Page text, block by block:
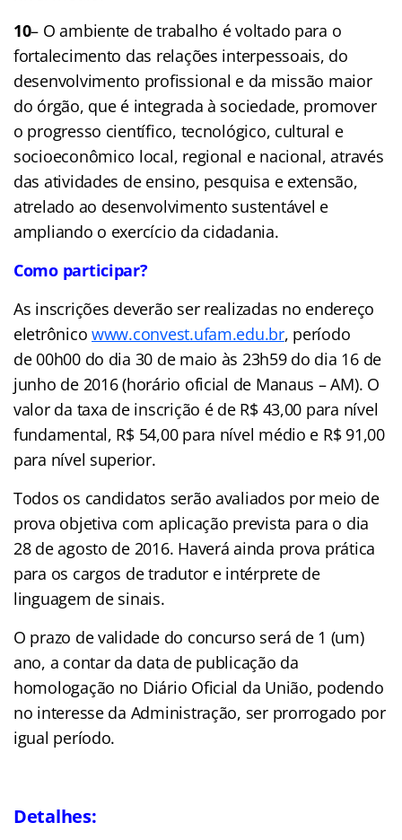
10– O ambiente de trabalho é voltado para o
fortalecimento das relações interpessoais, do
desenvolvimento profissional e da missão maior
do órgão, que é integrada à sociedade, promover
o progresso científico, tecnológico, cultural e
socioeconômico local, regional e nacional, através
das atividades de ensino, pesquisa e extensão,
atrelado ao desenvolvimento sustentável e
ampliando o exercício da cidadania.
Como participar?
As inscrições deverão ser realizadas no endereço
eletrônicowww.convest.ufam.edu.br, período
de 00h00 do dia 30 de maio às 23h59 do dia 16 de
junho de 2016 (horário oficial de Manaus – AM). O
valor da taxa de inscrição é de R$ 43,00 para nível
fundamental, R$ 54,00 para nível médio e R$ 91,00
para nível superior.
Todos os candidatos serão avaliados por meio de
prova objetiva com aplicação prevista para o dia
28 de agosto de 2016. Haverá ainda prova prática
para os cargos de tradutor e intérprete de
linguagem de sinais.
O prazo de validade do concurso será de 1 (um)
ano, a contar da data de publicação da
homologação no Diário Oficial da União, podendo
no interesse da Administração, ser prorrogado por
igual período.
Detalhes: